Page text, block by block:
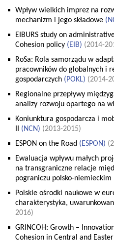
Wpływ wielkich imprez na
mechanizm i jego składowe (
EIBURS study on
Cohesion policy (EIB) (2014-
RoSa: Rola samorządu w
pracowników do globalnych i
gospodarczych (POKL) (2014-
Regionalne przepływy
analizy rozwoju opartego na
Koniunktura gospodarcza i
(NCN) (2013-2015)
ESPON on the Road (ESPON)
Ewaluacja wpływu małych
na transgraniczne relacje
pograniczu polsko-niemieckim
Polskie ośrodki naukowe w
charakterystyka,
2016)
GRINCOH: Growth –
Cohesion in Central and